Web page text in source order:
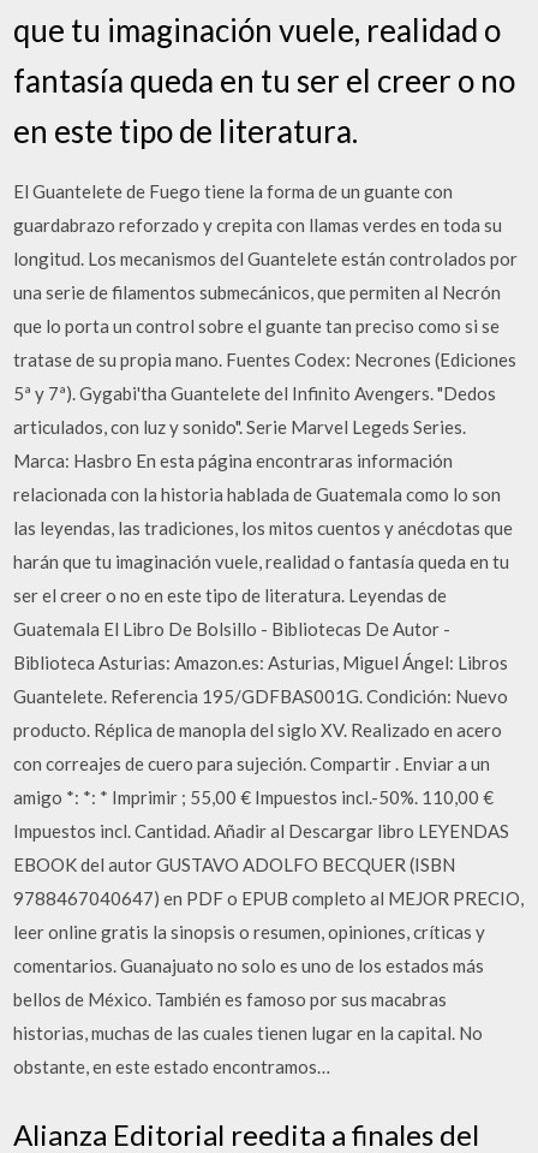
que tu imaginación vuele, realidad o
fantasía queda en tu ser el creer o no
en este tipo de literatura.
El Guantelete de Fuego tiene la forma de un guante con
guardabrazo reforzado y crepita con llamas verdes en toda su
longitud. Los mecanismos del Guantelete están controlados por
una serie de filamentos submecánicos, que permiten al Necrón
que lo porta un control sobre el guante tan preciso como si se
tratase de su propia mano. Fuentes Codex: Necrones (Ediciones
5ª y 7ª). Gygabi'tha Guantelete del Infinito Avengers. "Dedos
articulados, con luz y sonido". Serie Marvel Legeds Series.
Marca: Hasbro En esta página encontraras información
relacionada con la historia hablada de Guatemala como lo son
las leyendas, las tradiciones, los mitos cuentos y anécdotas que
harán que tu imaginación vuele, realidad o fantasía queda en tu
ser el creer o no en este tipo de literatura. Leyendas de
Guatemala El Libro De Bolsillo - Bibliotecas De Autor -
Biblioteca Asturias: Amazon.es: Asturias, Miguel Ángel: Libros
Guantelete. Referencia 195/GDFBAS001G. Condición: Nuevo
producto. Réplica de manopla del siglo XV. Realizado en acero
con correajes de cuero para sujeción. Compartir . Enviar a un
amigo *: *: * Imprimir ; 55,00 € Impuestos incl.-50%. 110,00 €
Impuestos incl. Cantidad. Añadir al Descargar libro LEYENDAS
EBOOK del autor GUSTAVO ADOLFO BECQUER (ISBN
9788467040647) en PDF o EPUB completo al MEJOR PRECIO,
leer online gratis la sinopsis o resumen, opiniones, críticas y
comentarios. Guanajuato no solo es uno de los estados más
bellos de México. También es famoso por sus macabras
historias, muchas de las cuales tienen lugar en la capital. No
obstante, en este estado encontramos…
Alianza Editorial reedita a finales del